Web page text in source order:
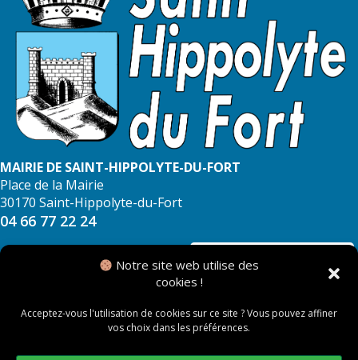
Notre site web utilise des
cookies !
Acceptez-vous l'utilisation de cookies sur ce site ? Vous pouvez affiner
vos choix dans les préférences.
MAIRIE DE SAINT-HIPPOLYTE-DU-FORT
Place de la Mairie
30170 Saint-Hippolyte-du-Fort
04 66 77 22 24
NOUS CONTACTER